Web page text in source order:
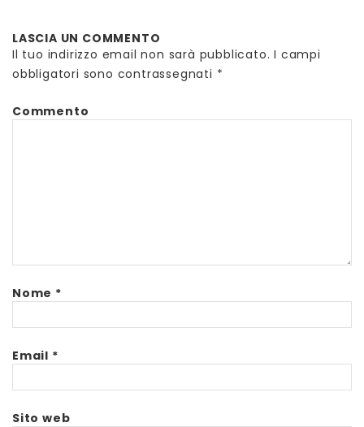
LASCIA UN COMMENTO
Il tuo indirizzo email non sarà pubblicato. I campi
obbligatori sono contrassegnati *
Commento
Nome *
Email *
Sito web